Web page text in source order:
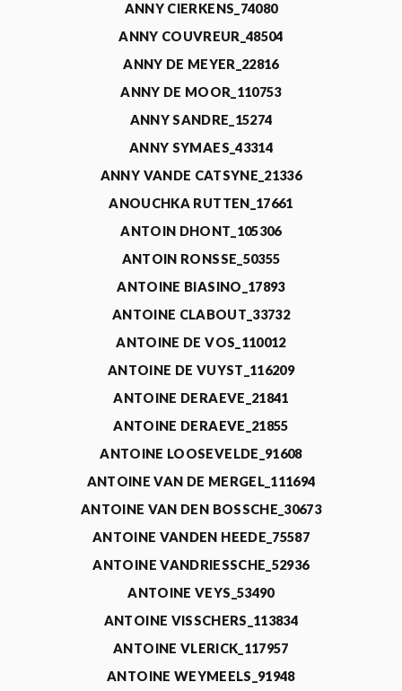
ANNY CIERKENS_74080
ANNY COUVREUR_48504
ANNY DE MEYER_22816
ANNY DE MOOR_110753
ANNY SANDRE_15274
ANNY SYMAES_43314
ANNY VANDE CATSYNE_21336
ANOUCHKA RUTTEN_17661
ANTOIN DHONT_105306
ANTOIN RONSSE_50355
ANTOINE BIASINO_17893
ANTOINE CLABOUT_33732
ANTOINE DE VOS_110012
ANTOINE DE VUYST_116209
ANTOINE DERAEVE_21841
ANTOINE DERAEVE_21855
ANTOINE LOOSEVELDE_91608
ANTOINE VAN DE MERGEL_111694
ANTOINE VAN DEN BOSSCHE_30673
ANTOINE VANDEN HEEDE_75587
ANTOINE VANDRIESSCHE_52936
ANTOINE VEYS_53490
ANTOINE VISSCHERS_113834
ANTOINE VLERICK_117957
ANTOINE WEYMEELS_91948